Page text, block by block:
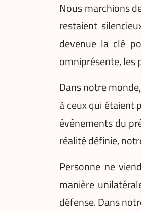
Nous marchions
restaient
devenue la clé
omniprésente, les
Dans notre
à ceux qui étaient
événements du
réalité définie,
Personne ne
manière
défense. Dans